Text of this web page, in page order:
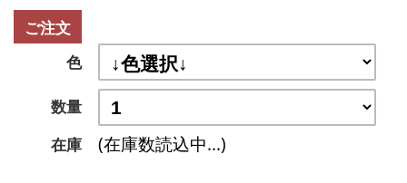
ご注文
色
数量
在庫
(在庫数読込中...)